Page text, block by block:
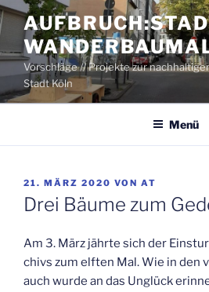
Zum
Inhalt
springen
Vorschläge // Projekte zur
Stadt Köln
Menü
VERÖFFENTLICHT
AM
21. MÄRZ 2020 VON AT
Drei Bäu­me zum
Am 3. März jähr­te sich der
chivs zum elf­ten Mal. Wie in den
auch wur­de an das Unglück